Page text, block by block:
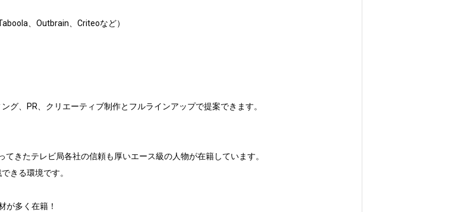
、Outbrain、Criteoなど）
グ、PR、クリエーティブ制作とフルラインアップで提案できます。
きたテレビ局各社の信頼も厚いエース級の人物が在籍しています。
きる環境です。
が多く在籍！